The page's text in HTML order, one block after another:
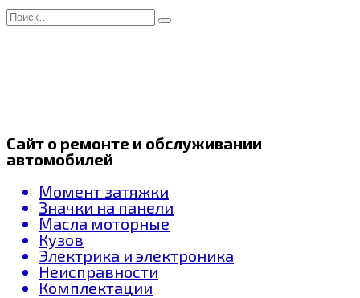
Перейти
к
Search
for:
Сайт о ремонте и обслуживании
автомобилей
Момент затяжки
Значки на панели
Масла моторные
Кузов
Электрика и электроника
Неисправности
Комплектации